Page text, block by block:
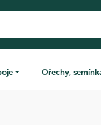
Ořechy,